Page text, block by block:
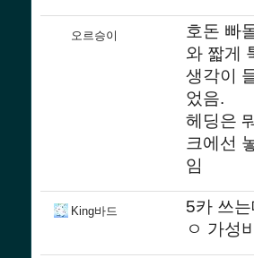
오르승이
호돈 빠
와 짧게
생각이
었음.
헤딩은
크에선
임
King바드
5카 쓰
ㅇ 가성